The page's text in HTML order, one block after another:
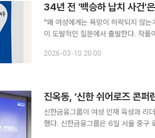
34년 전 '백승하 납치 사건'
"왜 여성에게는 욕망이 허락되지 않는가." 양귀자의 장편소설 '나는 소망한다 내게 금지
이 도발적인 질문에서 출발한다. 작
회 진출은 점차 늘어나고 있었지만,
2026-03-10 20:00
진옥동, ‘신한 쉬어로즈 콘
신한금융그룹이 여성 인재 육성과 리
했다. 신한금융그룹은 6일 서울 중구 로얄호텔에서 ‘2026년 신한 쉬어로즈 콘퍼런스’를 열고 쉬어